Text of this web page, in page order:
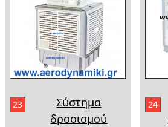
23
Σύστημα
δροσισμού
24